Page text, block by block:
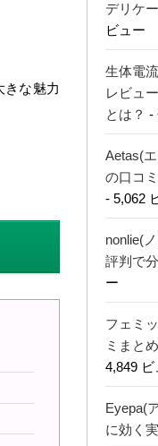
きな魅力
デリケ
ビュー
生体電
レビュ
とは？ -
Aetas(
の口コ
- 5,062
nonlie(
評判で
ー
フェミ
ミまと
4,849 ビ
Eyepa(
に効く